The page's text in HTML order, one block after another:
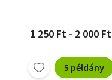
1 250 Ft - 2 000 Ft
5 példány